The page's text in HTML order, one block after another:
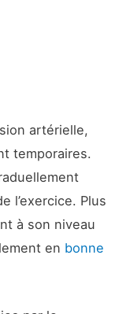
artérielle,
temporaires.
l’exercice. Plus
à son niveau
en bonne